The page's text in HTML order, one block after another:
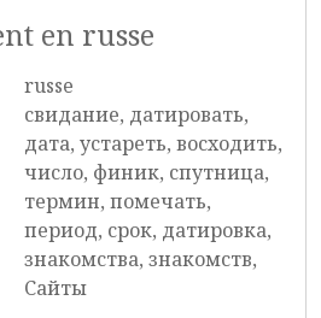
en russe
russe
свидание, датировать,
дата, устареть, восходить,
число, финик, спутница,
термин, помечать,
период, срок, датировка,
знакомства, знакомств,
Сайты